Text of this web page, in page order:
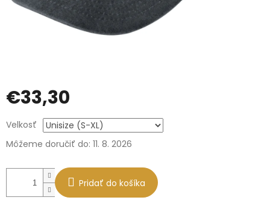
€33,30
Jednotková
cena:
Velkosť
Môžeme doručiť do: 11. 8. 2026
Pridať do košíka